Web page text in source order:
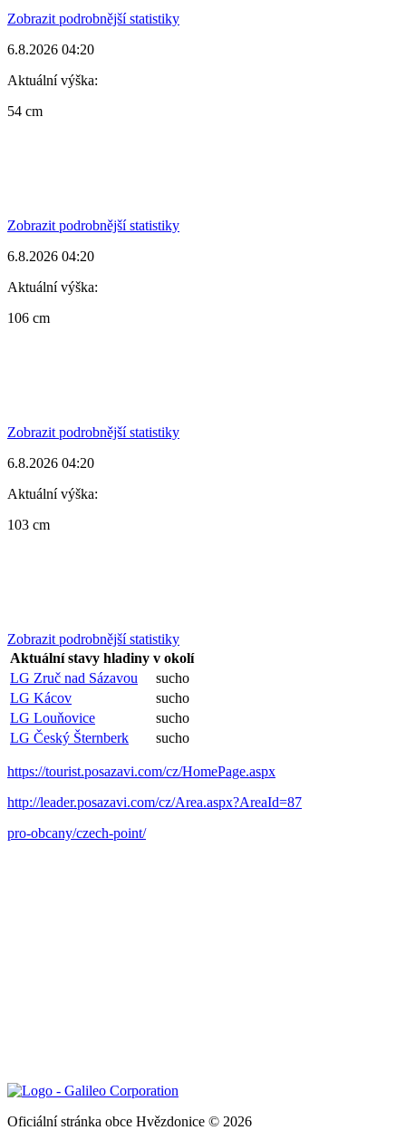
Zobrazit podrobnější statistiky
6.8.2026 04:20
Aktuální výška:
54 cm
Zobrazit podrobnější statistiky
6.8.2026 04:20
Aktuální výška:
106 cm
Zobrazit podrobnější statistiky
6.8.2026 04:20
Aktuální výška:
103 cm
Zobrazit podrobnější statistiky
Aktuální stavy hladiny v okolí
LG Zruč nad Sázavou
sucho
LG Kácov
sucho
LG Louňovice
sucho
LG Český Šternberk
sucho
https://tourist.posazavi.com/cz/HomePage.aspx
http://leader.posazavi.com/cz/Area.aspx?AreaId=87
pro-obcany/czech-point/
Oficiální stránka obce Hvězdonice © 2026